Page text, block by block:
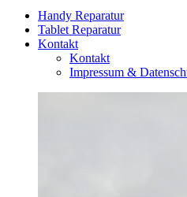
Handy Reparatur
Tablet Reparatur
Kontakt
Kontakt
Impressum &